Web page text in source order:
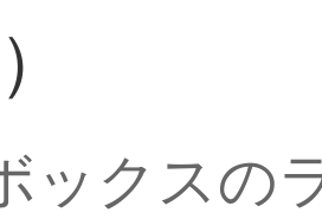
ックスの